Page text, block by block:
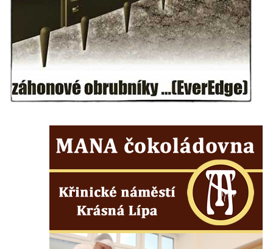
Pamětní deska Josefa Srba Debrnova na
domě čp. 1 v Debrnu
Pamětní deska čestným občanům města na
hřbitově v Kralupech nad Vltavou
Pamětní deska Julia Loria na židovském
hřbitově v Českém Krumlově
Pamětní deska Ignaze Spiro na židovském
hřbitově v Českém Krumlově
obecním úřadem v Prysku
Pamětní deska Carlu Franzi Ballemu na
domě čp. 437 v ulici Slovanka ve Cvikově
Ostruhové ulici čp. 62/1 v Mělníku